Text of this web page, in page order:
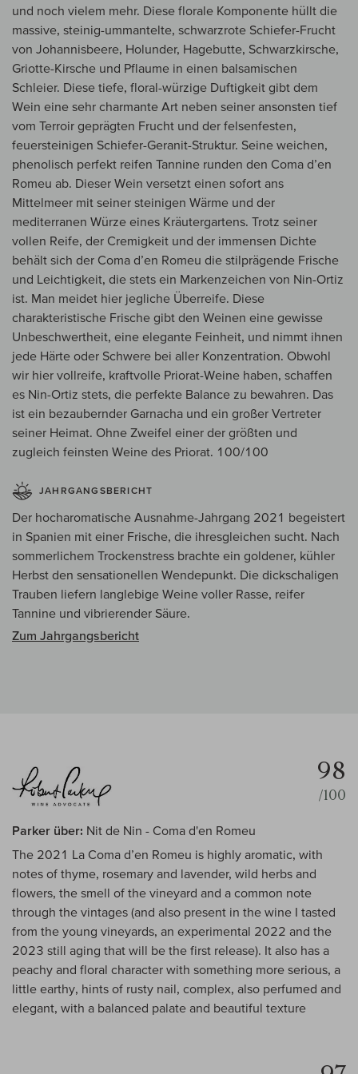
und noch vielem mehr. Diese florale Komponente hüllt die
massive, steinig-ummantelte, schwarzrote Schiefer-Frucht
von Johannisbeere, Holunder, Hagebutte, Schwarzkirsche,
Griotte-Kirsche und Pflaume in einen balsamischen
Schleier. Diese tiefe, floral-würzige Duftigkeit gibt dem
Wein eine sehr charmante Art neben seiner ansonsten tief
vom Terroir geprägten Frucht und der felsenfesten,
feuersteinigen Schiefer-Geranit-Struktur. Seine weichen,
phenolisch perfekt reifen Tannine runden den Coma d’en
Romeu ab. Dieser Wein versetzt einen sofort ans
Mittelmeer mit seiner steinigen Wärme und der
mediterranen Würze eines Kräutergartens. Trotz seiner
vollen Reife, der Cremigkeit und der immensen Dichte
behält sich der Coma d’en Romeu die stilprägende Frische
und Leichtigkeit, die stets ein Markenzeichen von Nin-Ortiz
ist. Man meidet hier jegliche Überreife. Diese
charakteristische Frische gibt den Weinen eine gewisse
Unbeschwertheit, eine elegante Feinheit, und nimmt ihnen
jede Härte oder Schwere bei aller Konzentration. Obwohl
wir hier vollreife, kraftvolle Priorat-Weine haben, schaffen
es Nin-Ortiz stets, die perfekte Balance zu bewahren. Das
ist ein bezaubernder Garnacha und ein großer Vertreter
seiner Heimat. Ohne Zweifel einer der größten und
zugleich feinsten Weine des Priorat. 100/100
JAHRGANGSBERICHT
Der hocharomatische Ausnahme-Jahrgang 2021 begeistert
in Spanien mit einer Frische, die ihresgleichen sucht. Nach
sommerlichem Trockenstress brachte ein goldener, kühler
Herbst den sensationellen Wendepunkt. Die dickschaligen
Trauben liefern langlebige Weine voller Rasse, reifer
Tannine und vibrierender Säure.
Zum Jahrgangsbericht
98
/100
Parker über: Nit de Nin - Coma d'en Romeu
The 2021 La Coma d’en Romeu is highly aromatic, with
notes of thyme, rosemary and lavender, wild herbs and
flowers, the smell of the vineyard and a common note
through the vintages (and also present in the wine I tasted
from the young vineyards, an experimental 2022 and the
2023 still aging that will be the first release). It also has a
peachy and floral character with something more serious, a
little earthy, hints of rusty nail, complex, also perfumed and
elegant, with a balanced palate and beautiful texture